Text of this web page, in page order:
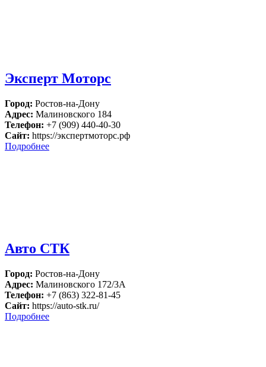
Эксперт Моторс
Город: Ростов-на-Дону
Адрес: Малиновского 184
Телефон: +7 (909) 440-40-30
Сайт: https://экспертмоторс.рф
Подробнее
Авто СТК
Город: Ростов-на-Дону
Адрес: Малиновского 172/3А
Телефон: +7 (863) 322-81-45
Сайт: https://auto-stk.ru/
Подробнее